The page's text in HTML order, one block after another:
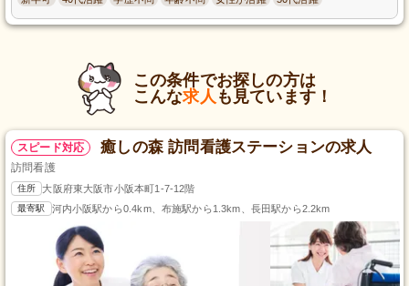
この条件でお探しの方は
こんな求人 も見ています！
スピード対応 癒しの森 訪問看護ステーションの求人
訪問看護
住所 大阪府東大阪市小阪本町1-7-12階
最寄駅 河内小阪駅から0.4km、布施駅から1.3km、長田駅から2.2km